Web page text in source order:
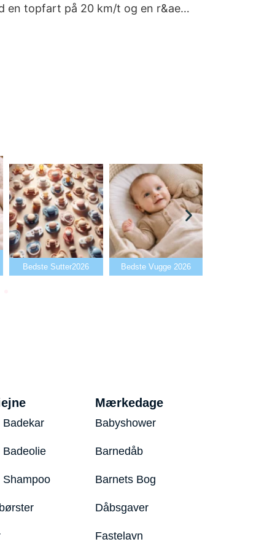
en topfart på 20 km/t og en r&ae…
Bedste Sutter2026 Bedste Vugge 2026
Badekar
Badeolie
Shampoo
Mærkedage
Babyshower
Barnedåb
Barnets Bog
Dåbsgaver
Fastelavn